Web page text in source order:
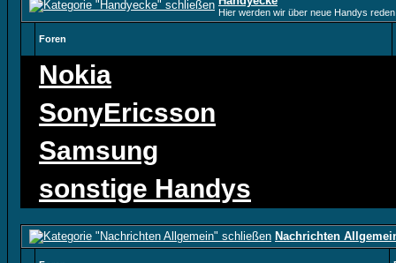
Hier werden wir über neue Handys
Foren
Nokia
SonyEricsson
Samsung
sonstige Handys
Nachrichten